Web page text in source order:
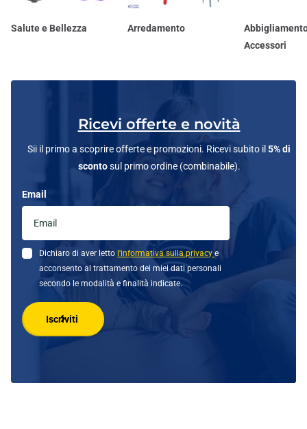
Salute e Bellezza Arredamento
Accessori
Ricevi offerte e novità
Sii il primo a scoprire offerte e promozioni. Ricevi subito il 5% di
scontosul primo ordine (combinabile).
Email
Dichiaro di aver letto l'informativa sulla privacye
acconsento al trattamento dei miei dati personali
secondo le modalità e finalità indicate.
Iscriviti